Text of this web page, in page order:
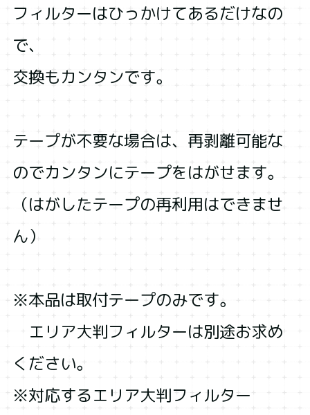
フィルターはひっかけてあるだけなの
で、
交換もカンタンです。
テープが不要な場合は、再剥離可能な
のでカンタンにテープをはがせます。
（はがしたテープの再利用はできませ
ん）
※本品は取付テープのみです。
エリア大判フィルターは別途お求め
ください。
※対応するエリア大判フィルター